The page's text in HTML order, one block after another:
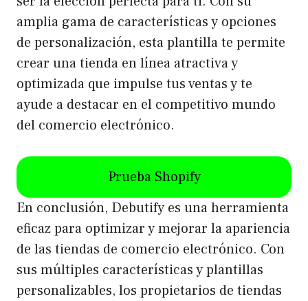
amplia gama de características y opciones
de personalización, esta plantilla te permite
crear una tienda en línea atractiva y
optimizada que impulse tus ventas y te
ayude a destacar en el competitivo mundo
del comercio electrónico.
Prueba Shopify
En conclusión, Debutify es una herramienta
eficaz para optimizar y mejorar la apariencia
de las tiendas de comercio electrónico. Con
sus múltiples características y plantillas
personalizables, los propietarios de tiendas